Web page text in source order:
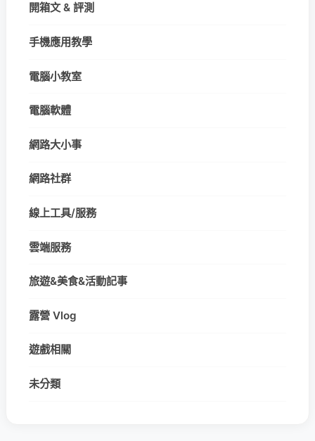
開箱文 & 評測
手機應用教學
電腦小教室
電腦軟體
網路大小事
網路社群
線上工具/服務
雲端服務
旅遊&美食&活動記事
露營 Vlog
遊戲相關
未分類